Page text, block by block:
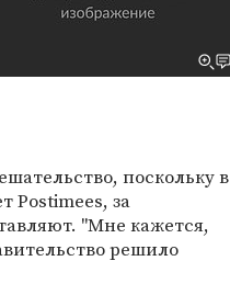
поскольку в
Postimees, за
"Мне кажется,
решило